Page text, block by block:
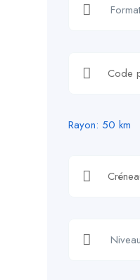
Rayon: 50 km